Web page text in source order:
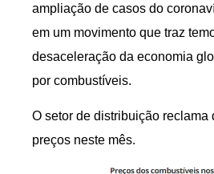
ampliação de casos do
em um movimento que traz
desaceleração da economia
por combustíveis.
O setor de distribuição reclama
preços neste mês.